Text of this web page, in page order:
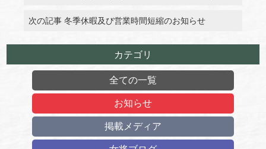
次の記事 冬季休暇及び営業時間短縮のお知らせ
カテゴリ
全ての一覧
お知らせ
掲載メディア